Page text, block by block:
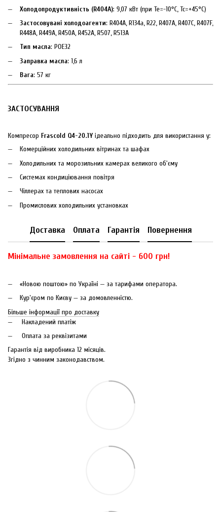
Холодопродуктивність (R404A): 9,07 кВт (при Te=-10°C, Tc=+45°C)
Застосовувані холодоагенти: R404A, R134a, R22, R407A, R407C, R407F,
R448A, R449A, R450A, R452A, R507, R513A
Тип масла: POE32
Заправка масла: 1,6 л
Вага: 57 кг
ЗАСТОСУВАННЯ
Компресор Frascold Q4-20.1Y ідеально підходить для використання у:
Комерційних холодильних вітринах та шафах
Холодильних та морозильних камерах великого об'єму
Системах кондиціювання повітря
Чіллерах та теплових насосах
Промислових холодильних установках
Доставка Оплата Гарантія Повернення
Мінімальне замовлення на сайті - 600 грн!
«Новою поштою» по Україні — за тарифами оператора.
Кур'єром по Києву — за домовленністю.
Більше інформації про доставку
Накладений платіж
Оплата за реквізитами
Гарантія від виробника 12 місяців.
Згідно з чинним законодавством.